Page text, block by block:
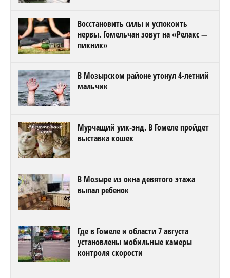
Восстановить силы и успокоить
нервы. Гомельчан зовут на «Релакс —
пикник»
В Мозырском районе утонул 4-летний
мальчик
Мурчащий уик-энд. В Гомеле пройдет
выставка кошек
В Мозыре из окна девятого этажа
выпал ребенок
Где в Гомеле и области 7 августа
установлены мобильные камеры
контроля скорости